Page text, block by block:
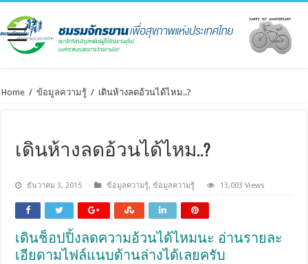
Home / ข้อมูลความรู้ / เดินห้างลดอ้วนได้ไหม..?
เดินห้างลดอ้วนได้ไหม..?
ธันวาคม 3, 2015 ข้อมูลความรู้,ข้อมูลความรู้ 13,003 Views
เดินช็อปปิ้งลดความอ้วนได้ไหมนะ อ่านรายละ
เอียดามไฟล์แนบด้านล่างได้เลยครับ